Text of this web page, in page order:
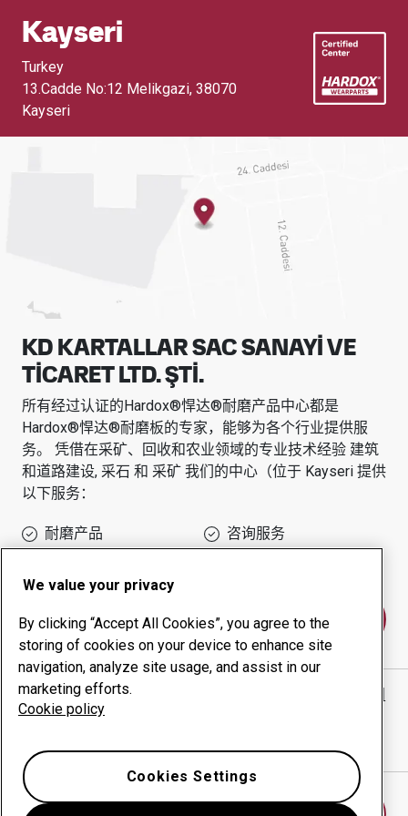
Kayseri
Turkey
13.Cadde No:12 Melikgazi, 38070
Kayseri
KD KARTALLAR SAC SANAYİ VE
TİCARET LTD. ŞTİ.
所有经过认证的Hardox®悍达®耐磨产品中心都是
Hardox®悍达®耐磨板的专家，能够为各个行业提供服
务。 凭借在采矿、回收和农业领域的专业技术经验 建筑
和道路建设, 采石 和 采矿 我们的中心（位于 Kayseri 提供
以下服务：
耐磨产品
咨询服务
联系我们
KD KARTALLAR SAC SANAYİ VE TİCARET LTD. ŞTİ.
站
We value your privacy
By clicking “Accept All Cookies”, you agree to the
storing of cookies on your device to enhance site
navigation, analyze site usage, and assist in our
marketing efforts.
Cookie policy
Cookies Settings